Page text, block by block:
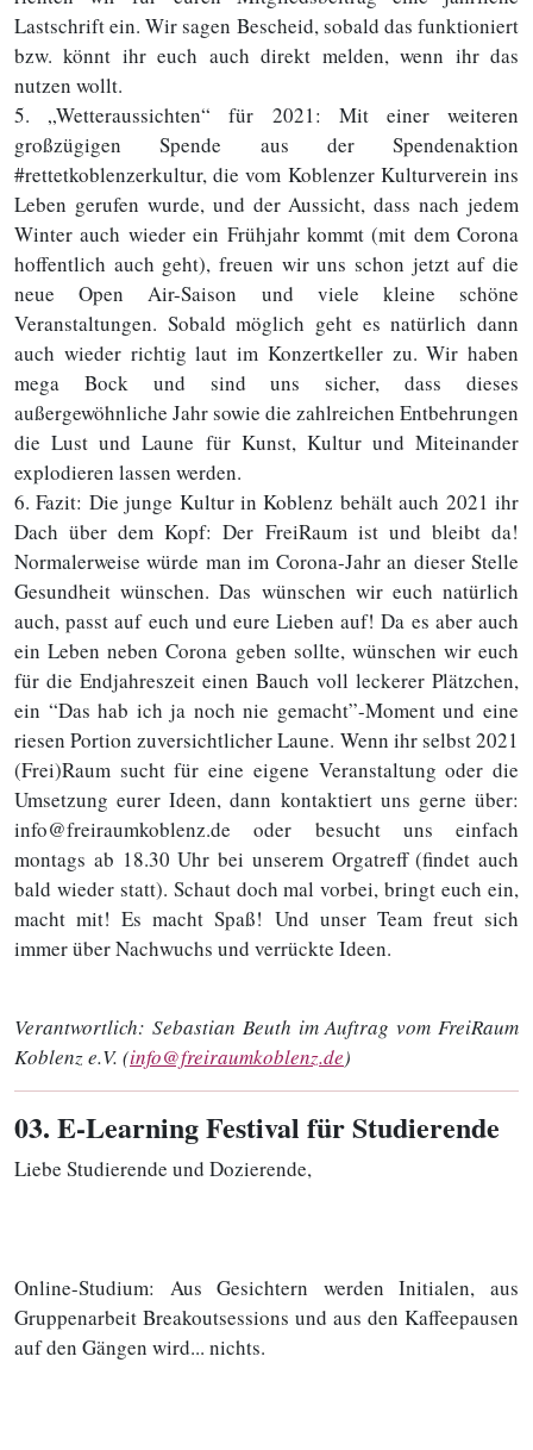
Lastschrift ein. Wir sagen Bescheid, sobald das funktioniert
bzw. könnt ihr euch auch direkt melden, wenn ihr das
nutzen wollt.
5. „Wetteraussichten“ für 2021: Mit einer weiteren
großzügigen Spende aus der Spendenaktion
#rettetkoblenzerkultur, die vom Koblenzer Kulturverein ins
Leben gerufen wurde, und der Aussicht, dass nach jedem
Winter auch wieder ein Frühjahr kommt (mit dem Corona
hoffentlich auch geht), freuen wir uns schon jetzt auf die
neue Open Air-Saison und viele kleine schöne
Veranstaltungen. Sobald möglich geht es natürlich dann
auch wieder richtig laut im Konzertkeller zu. Wir haben
mega Bock und sind uns sicher, dass dieses
außergewöhnliche Jahr sowie die zahlreichen Entbehrungen
die Lust und Laune für Kunst, Kultur und Miteinander
explodieren lassen werden.
6. Fazit: Die junge Kultur in Koblenz behält auch 2021 ihr
Dach über dem Kopf: Der FreiRaum ist und bleibt da!
Normalerweise würde man im Corona-Jahr an dieser Stelle
Gesundheit wünschen. Das wünschen wir euch natürlich
auch, passt auf euch und eure Lieben auf! Da es aber auch
ein Leben neben Corona geben sollte, wünschen wir euch
für die Endjahreszeit einen Bauch voll leckerer Plätzchen,
ein “Das hab ich ja noch nie gemacht”-Moment und eine
riesen Portion zuversichtlicher Laune. Wenn ihr selbst 2021
(Frei)Raum sucht für eine eigene Veranstaltung oder die
Umsetzung eurer Ideen, dann kontaktiert uns gerne über:
info@freiraumkoblenz.de oder besucht uns einfach
montags ab 18.30 Uhr bei unserem Orgatreff (findet auch
bald wieder statt). Schaut doch mal vorbei, bringt euch ein,
macht mit! Es macht Spaß! Und unser Team freut sich
immer über Nachwuchs und verrückte Ideen.
Verantwortlich: Sebastian Beuth im Auftrag vom FreiRaum
Koblenz e.V. (info@freiraumkoblenz.de)
03. E-Learning Festival für Studierende
Liebe Studierende und Dozierende,
Online-Studium: Aus Gesichtern werden Initialen, aus
Gruppenarbeit Breakoutsessions und aus den Kaffeepausen
auf den Gängen wird... nichts.